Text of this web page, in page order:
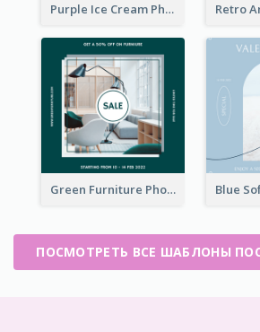
Purple Ice Cream Photo Dessert Sale Instagram Post
Green Furniture Photo Furniture Sale Instagram Post
ПОСМОТРЕТЬ ВСЕ ШАБЛОНЫ